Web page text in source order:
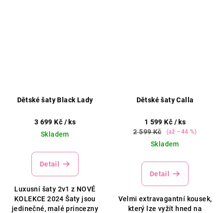
Dětské šaty Black Lady
3 699 Kč / ks
Skladem
Detail
Luxusní šaty 2v1 z NOVÉ
KOLEKCE 2024 Šaty jsou
jedinečné, malé princezny
Dětské šaty Calla
1 599 Kč / ks
2 599 Kč
(až –44 %)
Skladem
Detail
Velmi extravagantní kousek,
který lze vyžít hned na